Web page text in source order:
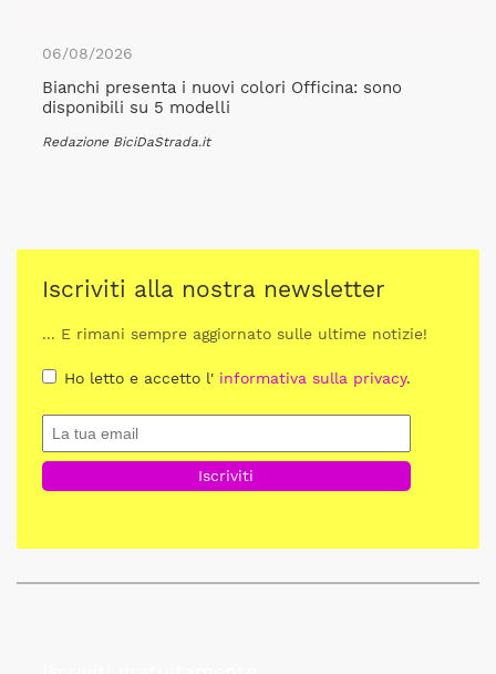
06/08/2026
Bianchi presenta i nuovi colori Officina: sono
disponibili su 5 modelli
Redazione BiciDaStrada.it
Iscriviti alla nostra newsletter
... E rimani sempre aggiornato sulle ultime notizie!
Ho letto e accetto l' informativa sulla privacy.